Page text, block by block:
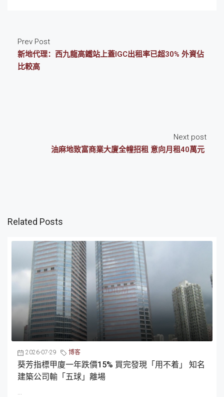
Prev Post
新地代理：西九龍高鐵站上蓋IGC出租率已超30% 外資佔
比較高
Next post
油麻地致富商業大廈全幢招租 意向月租40萬元
Related Posts
2026-07-29 博客
葵芳指標甲廈一年跌價15% 買完發現「用不着」 知名
建築公司輸「五球」離場
...